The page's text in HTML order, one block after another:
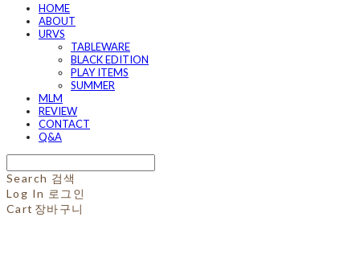
HOME
ABOUT
URVS
TABLEWARE
BLACK EDITION
PLAY ITEMS
SUMMER
MLM
REVIEW
CONTACT
Q&A
Search 검색
Log In 로그인
Cart 장바구니